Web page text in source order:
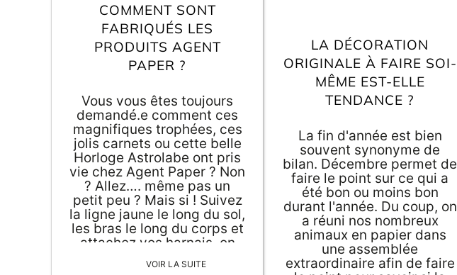
COMMENT SONT
FABRIQUÉS LES
PRODUITS AGENT
PAPER ?
Vous vous êtes toujours
demandé.e comment ces
magnifiques trophées, ces
jolis carnets ou cette belle
Horloge Astrolabe ont pris
vie chez Agent Paper ? Non
? Allez…. même pas un
petit peu ? Mais si ! Suivez
la ligne jaune le long du sol,
les bras le long du corps et
attachez vos harnais, on
vous emmène faire une
balade virtuelle en 7
VOIR LA SUITE
LA DÉCORATION
ORIGINALE À FAIRE SOI-
MÊME EST-ELLE
TENDANCE ?
La fin d'année est bien
souvent synonyme de
bilan. Décembre permet de
faire le point sur ce qui a
été bon ou moins bon
durant l'année. Du coup, on
a réuni nos nombreux
animaux en papier dans
une assemblée
extraordinaire afin de faire